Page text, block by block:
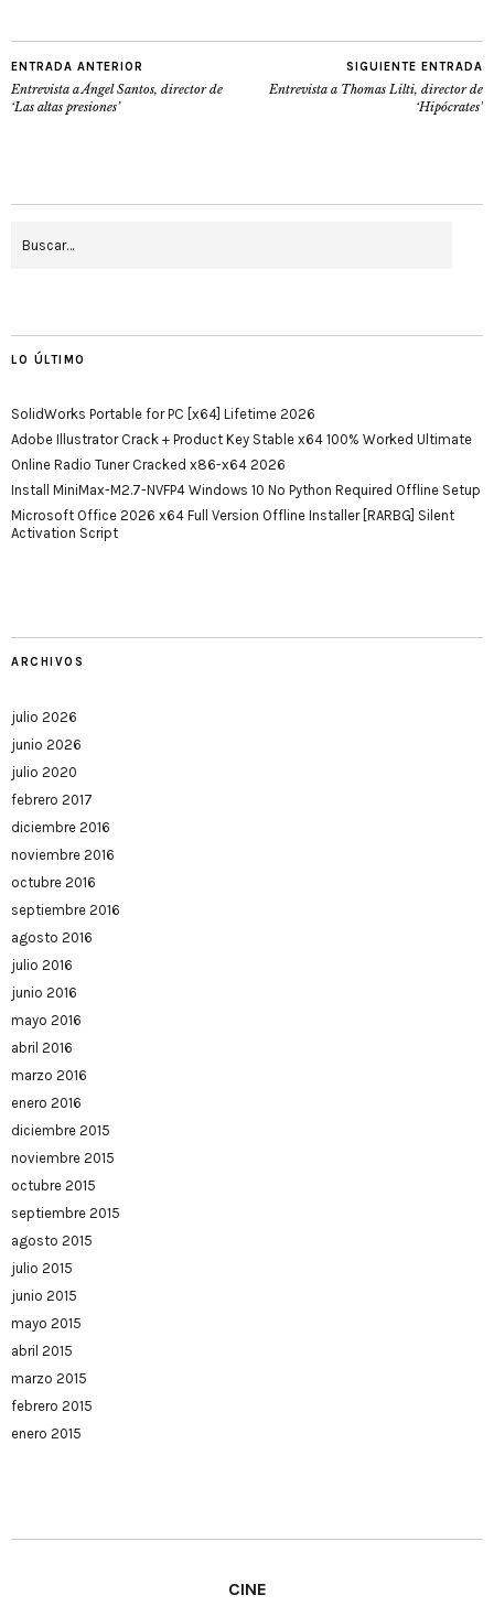
ENTRADA ANTERIOR
Entrevista a Ángel Santos, director de
‘Las altas presiones’
SIGUIENTE ENTRADA
Entrevista a Thomas Lilti, director de
‘Hipócrates’
LO ÚLTIMO
SolidWorks Portable for PC [x64] Lifetime 2026
Adobe Illustrator Crack + Product Key Stable x64 100% Worked Ultimate
Online Radio Tuner Cracked x86-x64 2026
Install MiniMax-M2.7-NVFP4 Windows 10 No Python Required Offline Setup
Microsoft Office 2026 x64 Full Version Offline Installer [RARBG] Silent
Activation Script
ARCHIVOS
julio 2026
junio 2026
julio 2020
febrero 2017
diciembre 2016
noviembre 2016
octubre 2016
septiembre 2016
agosto 2016
julio 2016
junio 2016
mayo 2016
abril 2016
marzo 2016
enero 2016
diciembre 2015
noviembre 2015
octubre 2015
septiembre 2015
agosto 2015
julio 2015
junio 2015
mayo 2015
abril 2015
marzo 2015
febrero 2015
enero 2015
CINE